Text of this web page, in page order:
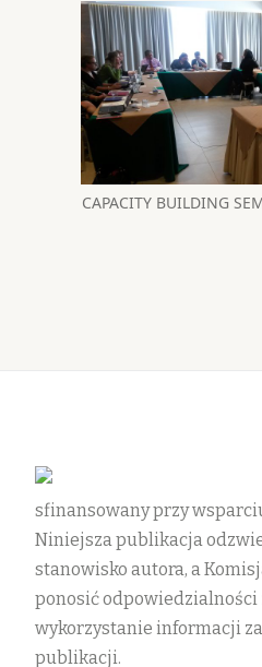
CAPACITY BUILDING
sfinansowany przy
Niniejsza publikacja
stanowisko autora, a
ponosić
wykorzystanie informacji
publikacji.